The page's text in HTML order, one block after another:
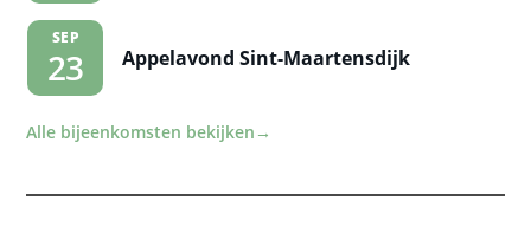
SEP
23 Appelavond Sint-Maartensdijk
Alle bijeenkomsten bekijken →